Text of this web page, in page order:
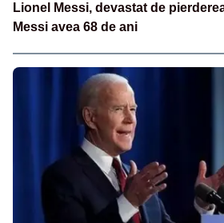
Lionel Messi, devastat de
Messi avea 68 de ani